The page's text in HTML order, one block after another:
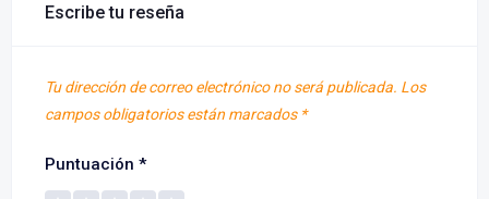
Escribe tu reseña
Tu dirección de correo electrónico no será publicada. Los
campos obligatorios están marcados *
Puntuación *